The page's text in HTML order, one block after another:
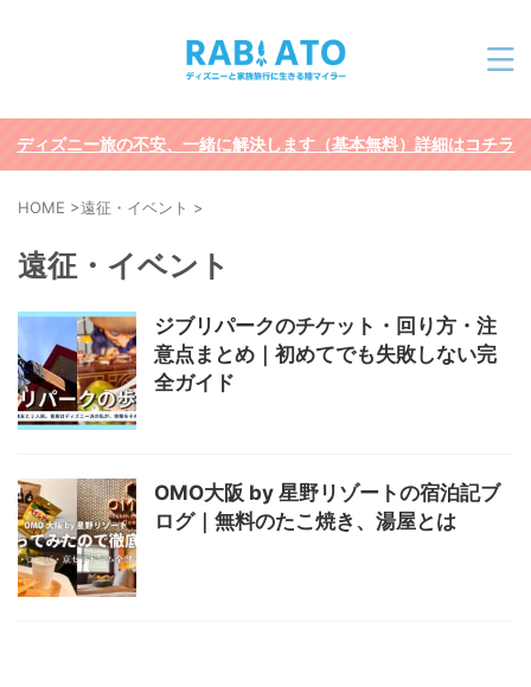
ディズニー旅の不安、一緒に解決します（基本無料）詳細はコチラ
HOME >遠征・イベント >
遠征・イベント
ジブリパークのチケット・回り方・注
意点まとめ｜初めてでも失敗しない完
全ガイド
OMO大阪 by 星野リゾートの宿泊記ブ
ログ｜無料のたこ焼き、湯屋とは